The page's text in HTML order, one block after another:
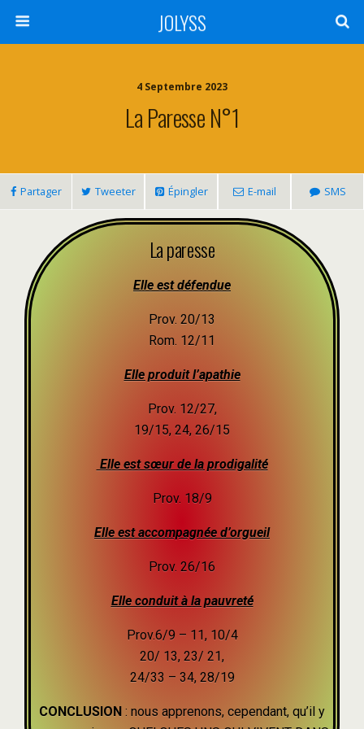
JOLYSS
4 Septembre 2023
La Paresse N°1
Partager Tweeter Épingler E-mail SMS
La paresse
Elle est défendue
Prov. 20/13
Rom. 12/11
Elle produit l’apathie
Prov. 12/27,
19/15, 24, 26/15
Elle est sœur de la prodigalité
Prov. 18/9
Elle est accompagnée d’orgueil
Prov. 26/16
Elle conduit à la pauvreté
Prov.6/9 – 11, 10/4
20/ 13, 23/ 21,
24/33 – 34, 28/19
CONCLUSION : nous apprenons, cependant, qu’il y